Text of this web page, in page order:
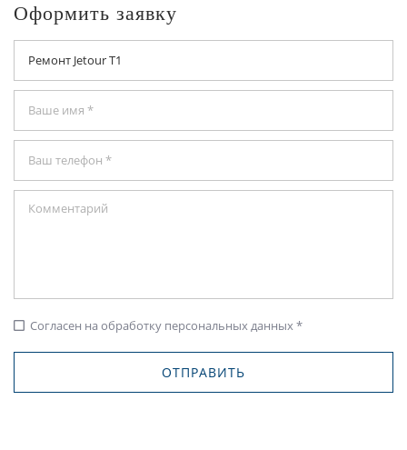
Оформить заявку
check_box_outline_blank Согласен на обработку персональных данных *